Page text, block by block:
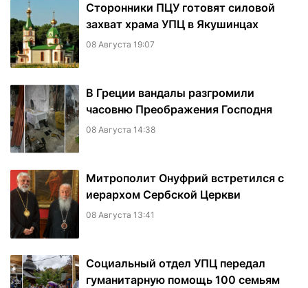
Сторонники ПЦУ готовят силовой
захват храма УПЦ в Якушинцах
08 Августа 19:07
В Греции вандалы разгромили
часовню Преображения Господня
08 Августа 14:38
Митрополит Онуфрий встретился с
иерархом Сербской Церкви
08 Августа 13:41
Социальный отдел УПЦ передал
гуманитарную помощь 100 семьям